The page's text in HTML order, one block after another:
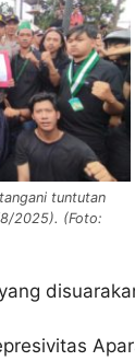
tuntutan
2025). (Foto: